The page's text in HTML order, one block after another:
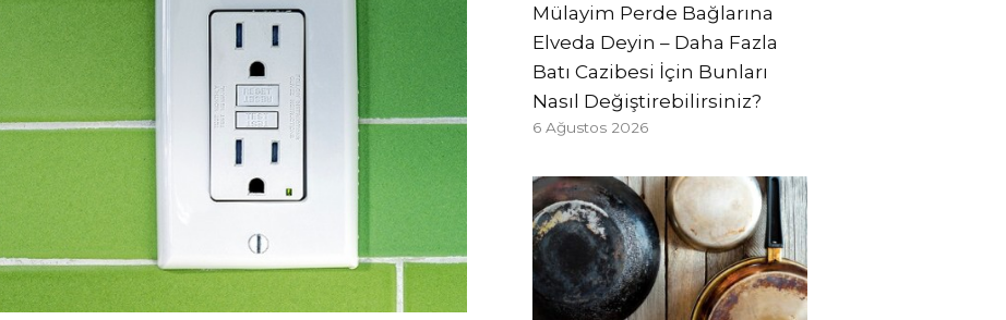
Mülayim Perde Bağlarına
Elveda Deyin – Daha Fazla
Batı Cazibesi İçin Bunları
Nasıl Değiştirebilirsiniz?
6 Ağustos 2026